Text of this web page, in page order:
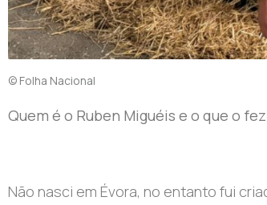
© Folha Nacional
Quem é o Ruben Miguéis e o que o
Não nasci em Évora, no entanto fui